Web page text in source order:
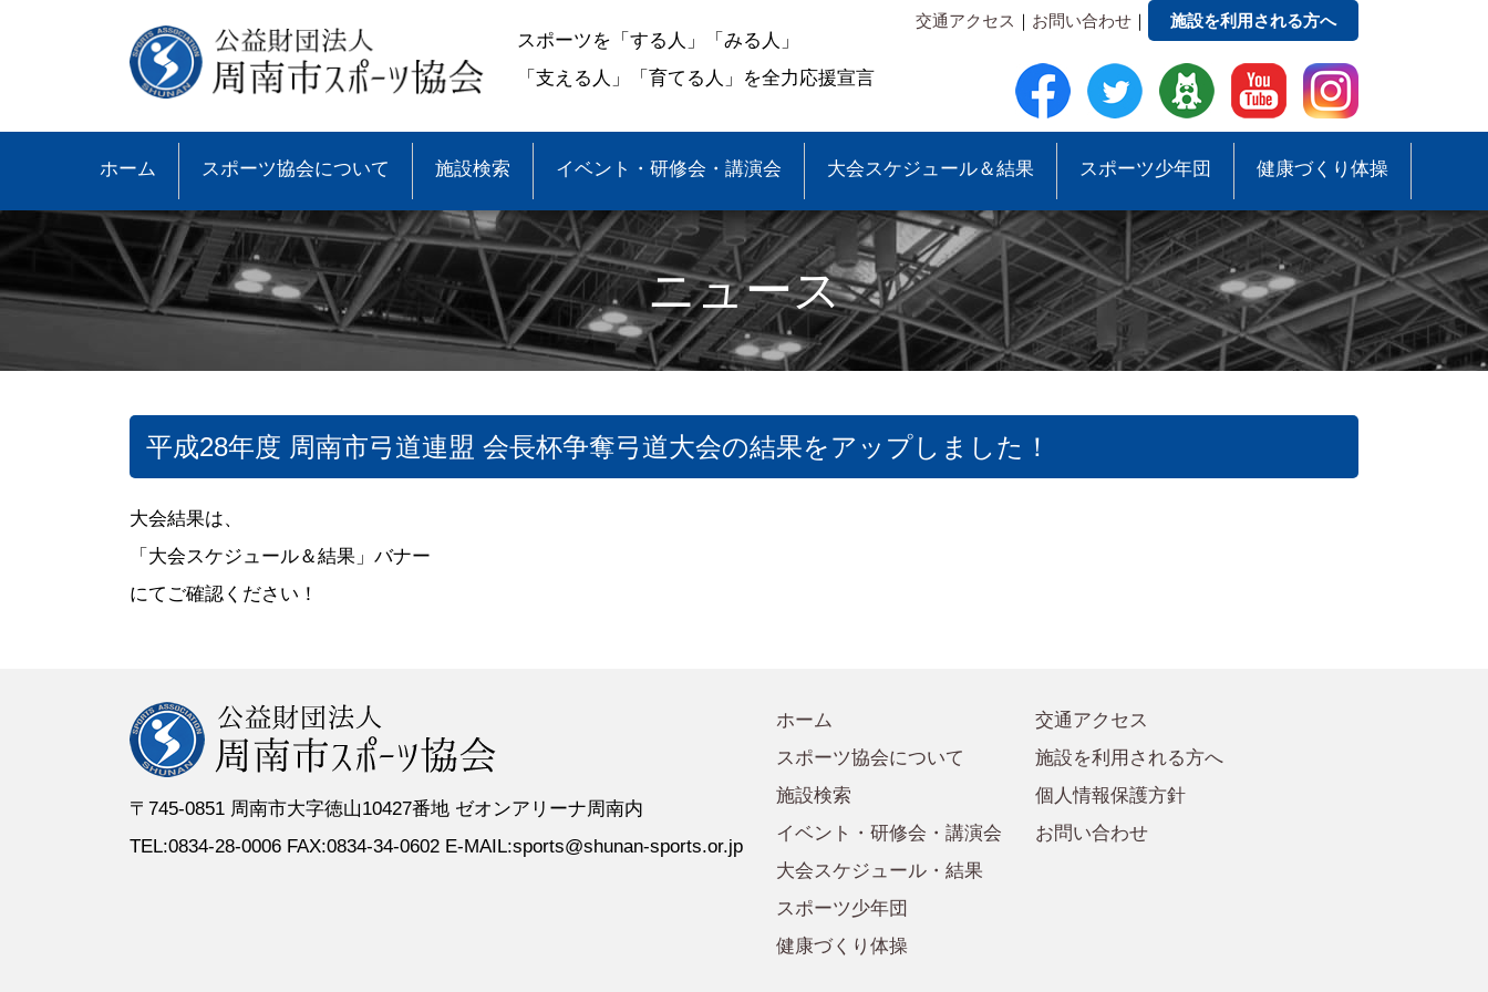
スポーツを「する人」「みる人」
「支える人」「育てる人」を全力応援宣言
交通アクセス ｜ お問い合わせ ｜ 施設を利用される方へ
ホーム スポーツ協会について
●諸規則
●特別委員会運営規程
●事業報告
●事務局への質問・お問合せ
施設検索 イベント・研修会・講演会 大会スケジュール＆結果
●大会情報＆結果
スポーツ少年団
●スポーツ少年団とは
●登録スポーツ少年団
●スポーツ少年団大会情報
●各種申請・報告書 ●スポーツ少年団助成事業
健康づくり体操
ニュース
平成28年度 周南市弓道連盟 会長杯争奪弓道大会の結果をアップしました！
大会結果は、
「大会スケジュール＆結果」バナー
にてご確認ください！
〒745-0851 周南市大字徳山10427番地 ゼオンアリーナ周南内
TEL:0834-28-0006 FAX:0834-34-0602 E-MAIL:sports@shunan-sports.or.jp
ホーム
スポーツ協会について
施設検索
イベント・研修会・講演会
大会スケジュール・結果
スポーツ少年団
健康づくり体操
交通アクセス
施設を利用される方へ
個人情報保護方針
お問い合わせ